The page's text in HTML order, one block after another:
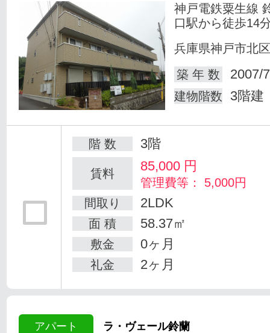
神戸電鉄粟生線
口駅から徒歩14
兵庫県神戸市北
築 年 数
2007/
建物階数 3階建
階 数 3階
賃料 85,000 円
管理費等： 5,000円
間取り
2LDK
面 積 58.37㎡
敷金 0ヶ月
礼金 2ヶ月
アパート ラ・ヴェール鈴蘭